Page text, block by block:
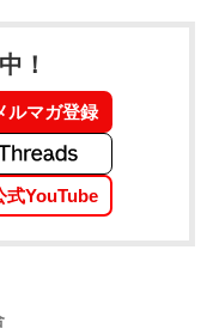
！
ルマガ登録
式YouTube